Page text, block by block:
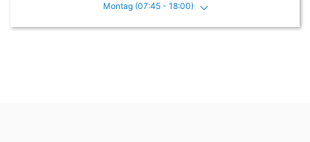
Montag (07:45 - 18:00)